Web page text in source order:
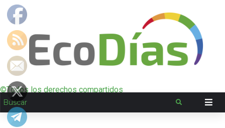
©Todos los derechos compartidos